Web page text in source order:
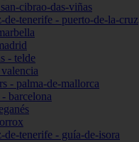
cibrao-das-viñas
de-tenerife - puerto-de-la-cruz
- telde
- palma-de-mallorca
barcelona
de-tenerife - guía-de-isora